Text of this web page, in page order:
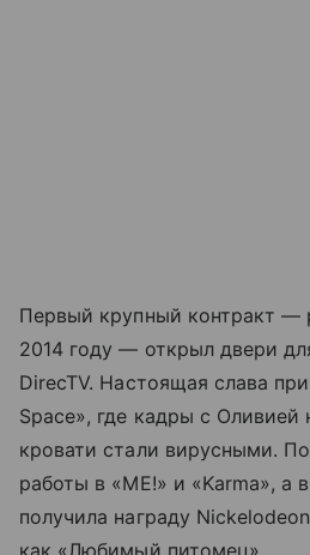
Первый крупный контракт —
2014 году — открыл двери
DirecTV. Настоящая слава
Space», где кадры с Оливией
кровати стали вирусными.
работы в «ME!» и «Karma», а
получила награду